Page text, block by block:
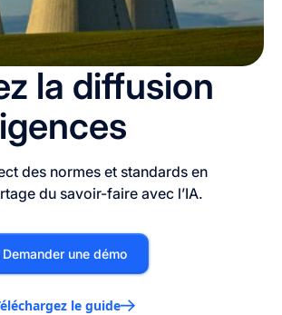
la diffusion
des normes et standards en
du savoir-faire avec l’IA.
Demander une démo
le guide